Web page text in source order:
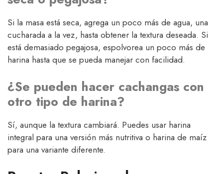
Si la masa está seca, agrega un poco más de agua, una
cucharada a la vez, hasta obtener la textura deseada. Si
está demasiado pegajosa, espolvorea un poco más de
harina hasta que se pueda manejar con facilidad.
¿Se pueden hacer cachangas con
otro tipo de harina?
Sí, aunque la textura cambiará. Puedes usar harina
integral para una versión más nutritiva o harina de maíz
para una variante diferente.